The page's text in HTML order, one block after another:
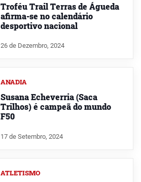
Troféu Trail Terras de Águeda
afirma-se no calendário
desportivo nacional
26 de Dezembro, 2024
ANADIA
Susana Echeverria (Saca
Trilhos) é campeã do mundo
F50
17 de Setembro, 2024
ATLETISMO